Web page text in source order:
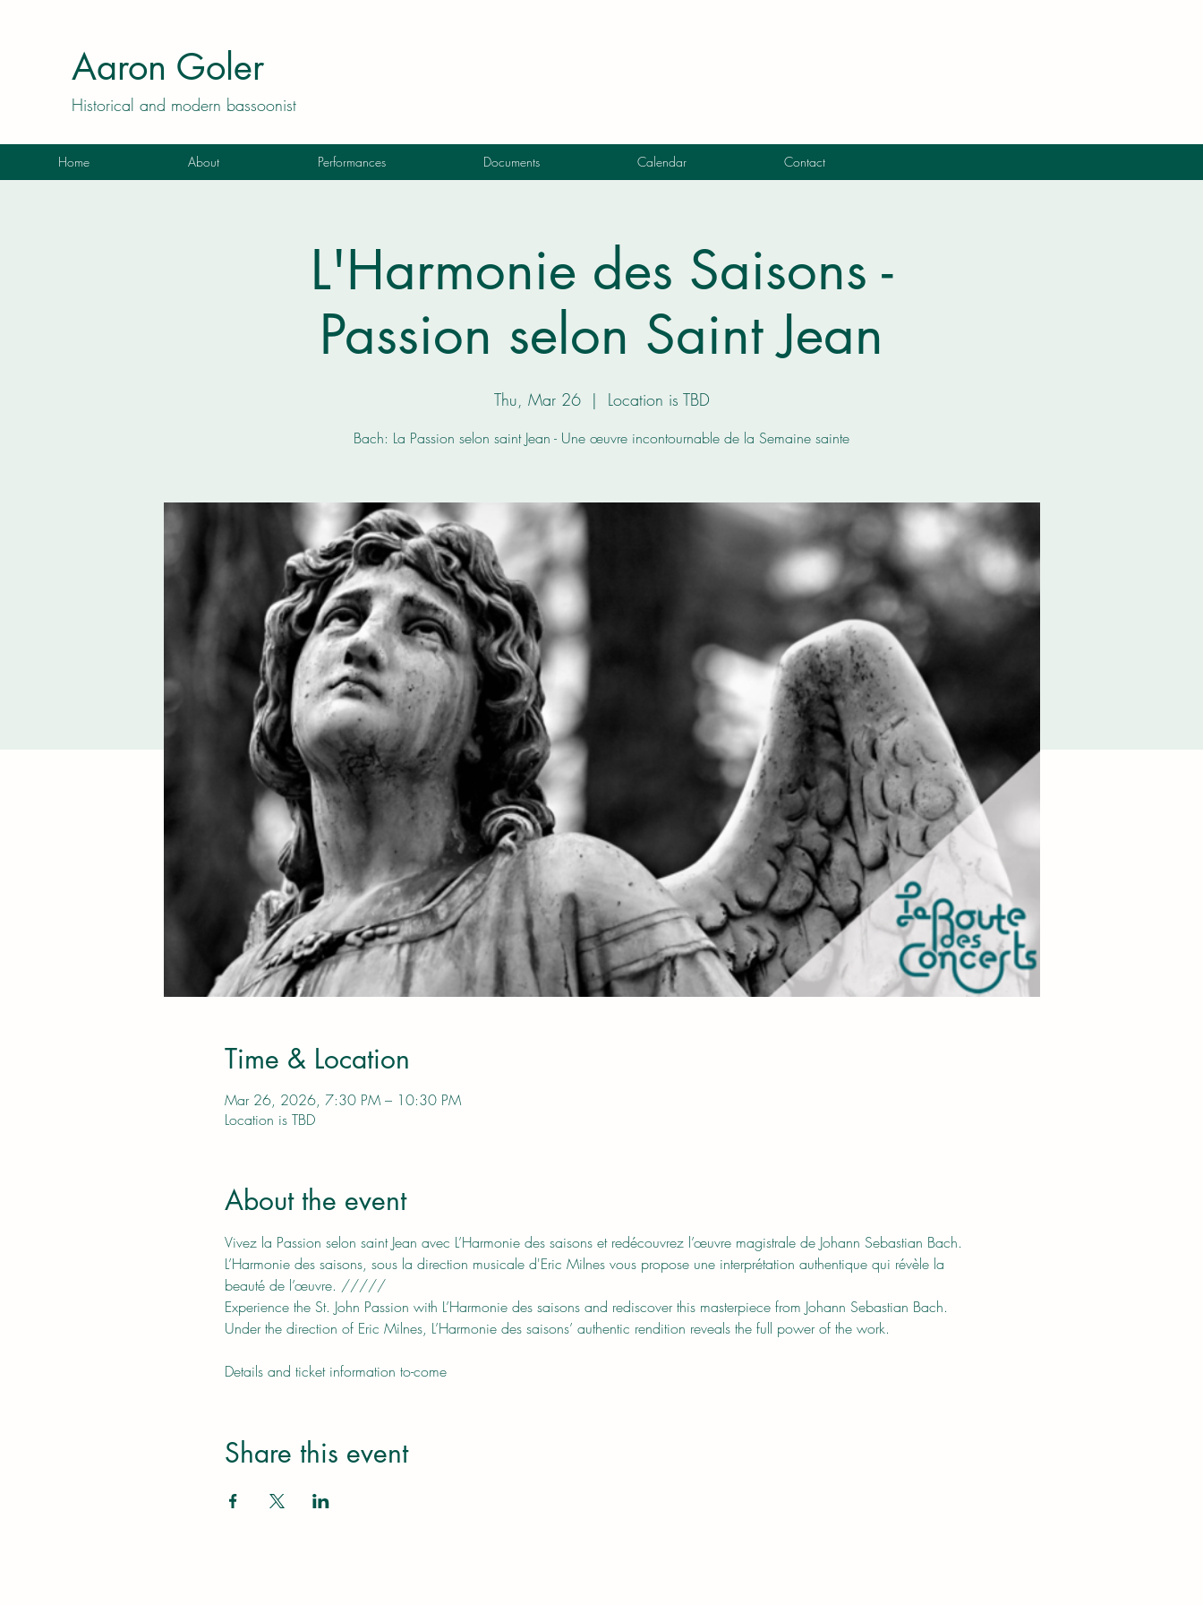
Aaron Goler
Historical and modern bassoonist
Home About Performances Documents Calendar Contact
L'Harmonie des Saisons -
Passion selon Saint Jean
Thu, Mar 26
  |
Location is TBD
Bach: La Passion selon saint Jean - Une œuvre incontournable de la Semaine sainte
Time & Location
Mar 26, 2026, 7:30 PM – 10:30 PM
Location is TBD
About the event
Vivez la Passion selon saint Jean avec L’Harmonie des saisons et redécouvrez l’œuvre magistrale de Johann Sebastian Bach.
L’Harmonie des saisons, sous la direction musicale d'Eric Milnes vous propose une interprétation authentique qui révèle la
beauté de l’œuvre. /////
Experience the St. John Passion with L’Harmonie des saisons and rediscover this masterpiece from Johann Sebastian Bach.
Under the direction of Eric Milnes, L’Harmonie des saisons’ authentic rendition reveals the full power of the work.
Details and ticket information to-come
Share this event